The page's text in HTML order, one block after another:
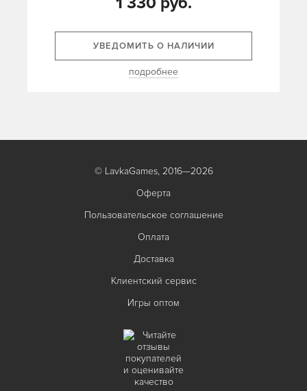
УВЕДОМИТЬ О НАЛИЧИИ
подробнее
© LavkaGames, 2016—2026
Оферта
Пользовательское соглашение
Оплата
Доставка
Клиентский сервис
Игры оптом